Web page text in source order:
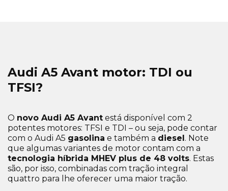
Audi A5 Avant motor: TDI ou
TFSI?
O novo ​​Audi A5 Avant está disponível com 2
potentes motores: TFSI e TDI – ou seja, pode contar
com o Audi A5 gasolina e também a diesel . Note
que algumas variantes de motor contam com a
tecnologia híbrida MHEV plus de 48 volts. Estas
são, por isso, combinadas com tração integral
quattro para lhe oferecer uma maior tração.